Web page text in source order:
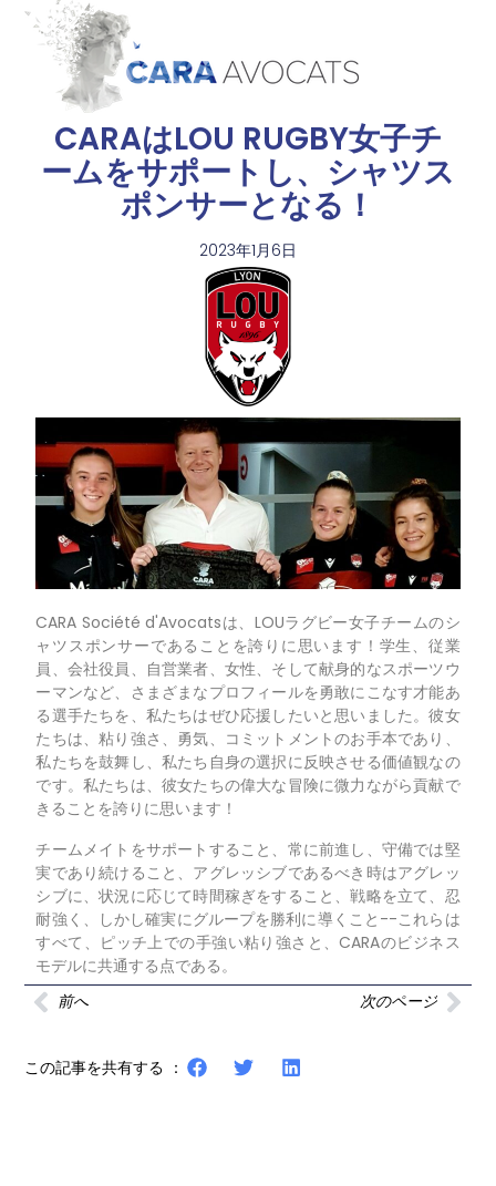
CARAはLOU RUGBY女子チ
ームをサポートし、シャツス
ポンサーとなる！
2023年1月6日
CARA Société d'Avocatsは、LOUラグビー女子チームのシ
ャツスポンサーであることを誇りに思います！学生、従業
員、会社役員、自営業者、女性、そして献身的なスポーツウ
ーマンなど、さまざまなプロフィールを勇敢にこなす才能あ
る選手たちを、私たちはぜひ応援したいと思いました。彼女
たちは、粘り強さ、勇気、コミットメントのお手本であり、
私たちを鼓舞し、私たち自身の選択に反映させる価値観なの
です。私たちは、彼女たちの偉大な冒険に微力ながら貢献で
きることを誇りに思います！
チームメイトをサポートすること、常に前進し、守備では堅
実であり続けること、アグレッシブであるべき時はアグレッ
シブに、状況に応じて時間稼ぎをすること、戦略を立て、忍
耐強く、しかし確実にグループを勝利に導くこと--これらは
すべて、ピッチ上での手強い粘り強さと、CARAのビジネス
モデルに共通する点である。
前へ
次のページ
この記事を共有する ：